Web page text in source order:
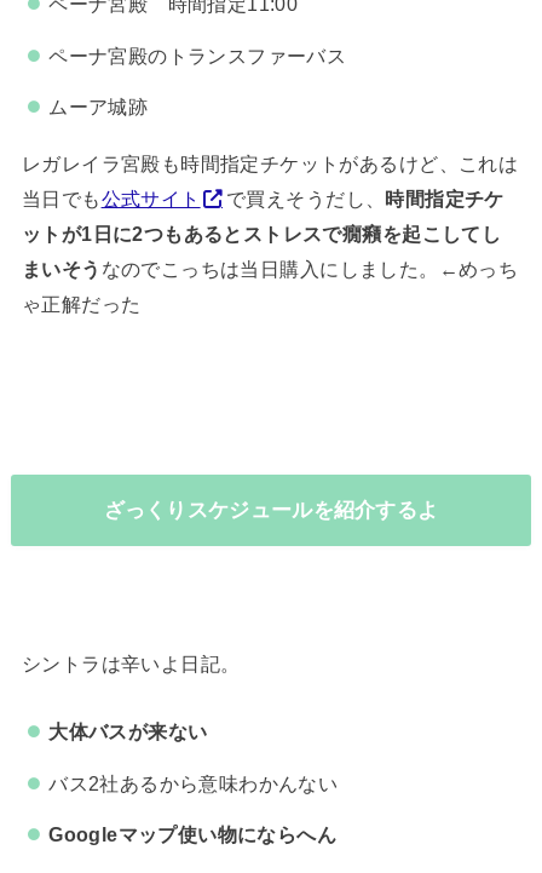
ペーナ宮殿のトランスファーバス
ムーア城跡
レガレイラ宮殿も時間指定チケットがあるけど、これは
当日でも公式サイト で買えそうだし、 時間指定チケ
ットが1日に2つもあるとストレスで癇癪を起こしてし
まいそう なのでこっちは当日購入にしました。←めっち
ゃ正解だった
ざっくりスケジュールを紹介するよ
シントラは辛いよ日記。
大体バスが来ない
バス2社あるから意味わかんない
Googleマップ使い物にならへん